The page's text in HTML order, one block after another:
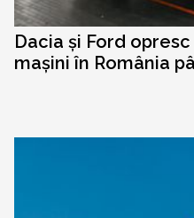
Dacia și Ford
mașini în România